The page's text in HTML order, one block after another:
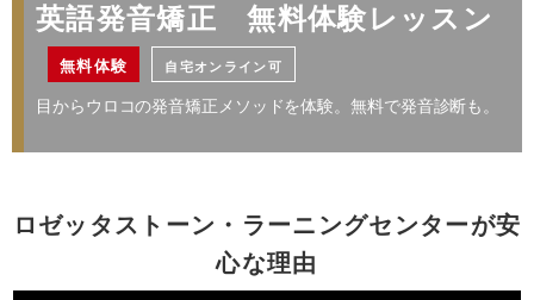
日常英会話／旅行英会話
レッスン料金サンプル
受講回数 64回 通学期間目安 7ヶ月
￥448,096
￥205,568※
￥411,136
英語発音矯正 無料体験レッスン
無料体験 自宅オンライン可
目からウロコの発音矯正メソッドを体験。無料で発音診断も。
ロゼッタストーン・ラーニングセンターが安
心な理由